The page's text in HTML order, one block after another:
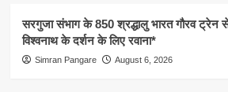
सरगुजा संभाग के 850 श्रद्धालु भारत गौरव ट्रेन से
विश्वनाथ के दर्शन के लिए रवाना*
Simran Pangare August 6, 2026